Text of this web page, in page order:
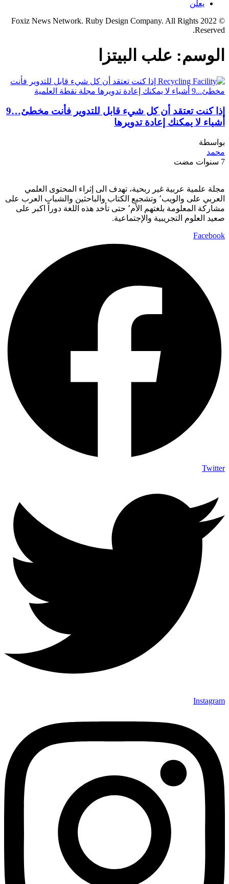
يعلن
© 2022 Foxiz News Network. Ruby Design Company. All Rights
Reserved.
الوسم: علب البيتزا
إذا كنت تعتقد أن كل شيء قابل للتدوير فأنت مخطئ…9
أشياء لا يمكنك إعادة تدويرها
بواسطة
محمد
7 سنوات مضت
مجلة علمية عربية غير ربحية، تهدف الى إثراء المحتوى العلمي
العربي على والويب٬ وتشجيع الكتاب والباحثين والشباب العرب على
مشاركة المعلومة بلغتهم الأم٬ حتى تأخد هذه اللغة دوراً اكبر على
صعيد العلوم التجريبية والإجتماعية.
Facebook
Twitter
Instagram